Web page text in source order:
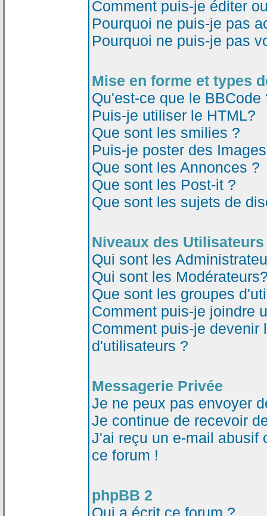
Comment puis-je éditer
Pourquoi ne puis-je pas
Pourquoi ne puis-je pas
Mise en forme et types
Qu'est-ce que le BBCode
Puis-je utiliser le HTML?
Que sont les smilies ?
Puis-je poster des
Que sont les Annonces ?
Que sont les Post-it ?
Que sont les sujets de
Niveaux des
Qui sont les
Qui sont les
Que sont les groupes
Comment puis-je joindre
Comment puis-je devenir
d'utilisateurs ?
Messagerie Privée
Je ne peux pas envoyer
Je continue de recevoir
J'ai reçu un e-mail abusif
ce forum !
phpBB 2
Qui a écrit ce forum ?